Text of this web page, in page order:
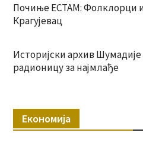
Почиње ЕСТАМ: Фолклорци
Крагујевац
Историјски архив Шумадије
радионицу за најмлађе
Економија